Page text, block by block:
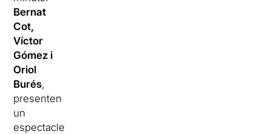
Bernat
Cot,
Víctor
Gómez i
Oriol
Burés,
presenten
un
espectacle